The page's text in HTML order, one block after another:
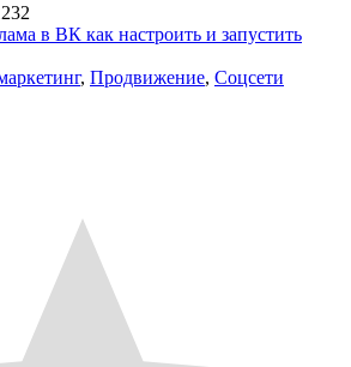
в ВК как настроить и запустить
, Продвижение, Соцсети